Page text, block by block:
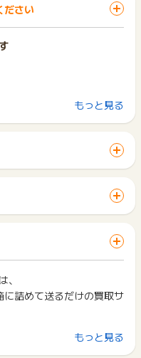
ださい
申込不備・買取が成立し
の交換や一部キャンセル
トが無効となります。
(定額還元)
ポイントタウンのサポート
ついて、広告主に直接
もっと見る
買い物が完了するまでの
に移動した場合はポイン
タンを押した時とサービ
ラウザが異なる場合はポ
用される場合は、毎回
ってポイントGET 」ボ
で対象外とみなし、「獲
品につき10円単位の金額
切り捨てとなり、ポイ
用して支払われた金額分
イント獲得の対象には含
もしくは会員様の都合で
た場合、ポイントが無効
詰めて送るだけの買取サ
荷、送料・手数料は0
もっと見る